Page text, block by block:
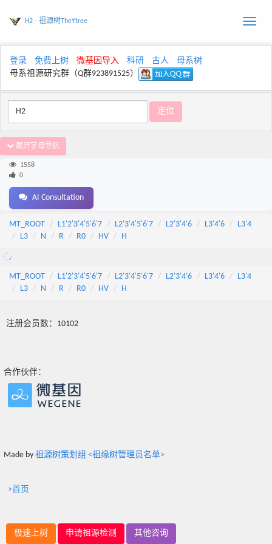
Toggle
H2 - 祖源树TheYtree
登录 免费上树 微基因导入 科研 古人
母系树
母系祖源研究群（Q群923891525）
展开字母导航
1558
0
AI Consultation
MT_ROOT L1'2'3'4'5'6'7 L2'3'4'5'6'7 L2'3'4'6 L3'4'6
L3'4
L3
N R R0 HV H
MT_ROOT L1'2'3'4'5'6'7 L2'3'4'5'6'7 L2'3'4'6 L3'4'6
L3'4
L3
N R R0 HV H
注册会员数：10102
合作伙伴：
Made by 祖源树策划组 <祖缘树管理员名单>
>首页
极速上树 申请祖源检测 其他咨询